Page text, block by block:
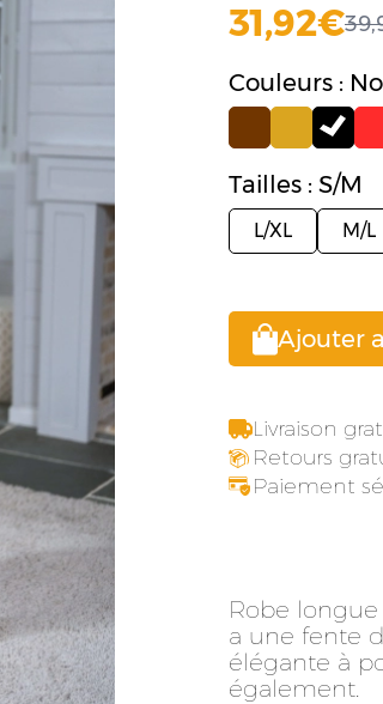
31,92
Couleurs :
Tailles : S/M
L/XL M/L
Ajouter
Livraison
Retours
Paiement
Robe
a une fente
élégante à
également.